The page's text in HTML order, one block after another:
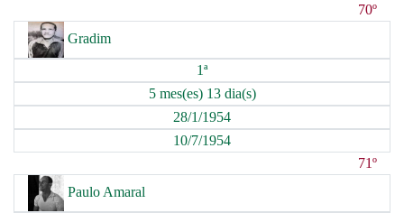
70º
Gradim
1ª
5 mes(es) 13 dia(s)
28/1/1954
10/7/1954
71º
Paulo Amaral